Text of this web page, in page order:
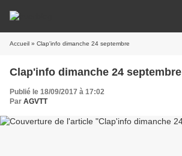
Accueil » Clap'info dimanche 24 septembre
Clap'info dimanche 24 septembre
Publié le 18/09/2017 à 17:02
Par AGVTT